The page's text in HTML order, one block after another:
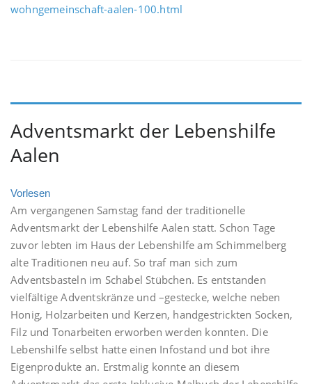
wohngemeinschaft-aalen-100.html
Adventsmarkt der Lebenshilfe
Aalen
Vorlesen
Am vergangenen Samstag fand der traditionelle
Adventsmarkt der Lebenshilfe Aalen statt. Schon Tage
zuvor lebten im Haus der Lebenshilfe am Schimmelberg
alte Traditionen neu auf. So traf man sich zum
Adventsbasteln im Schabel Stübchen. Es entstanden
vielfältige Adventskränze und –gestecke, welche neben
Honig, Holzarbeiten und Kerzen, handgestrickten Socken,
Filz und Tonarbeiten erworben werden konnten. Die
Lebenshilfe selbst hatte einen Infostand und bot ihre
Eigenprodukte an. Erstmalig konnte an diesem